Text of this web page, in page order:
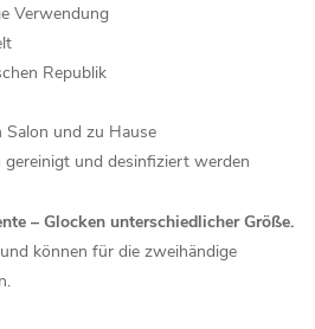
Verwendung
Republik
Salon und zu Hause
gereinigt und desinfiziert werden
– Glocken unterschiedlicher Größe.
können für die zweihändige